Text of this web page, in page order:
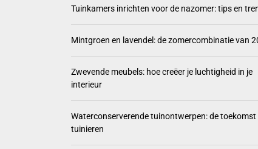
Tuinkamers inrichten voor de nazomer: tips en
Mintgroen en lavendel: de zomercombinatie van
Zwevende meubels: hoe creëer je luchtigheid in je
interieur
Waterconserverende tuinontwerpen: de toekomst
tuinieren